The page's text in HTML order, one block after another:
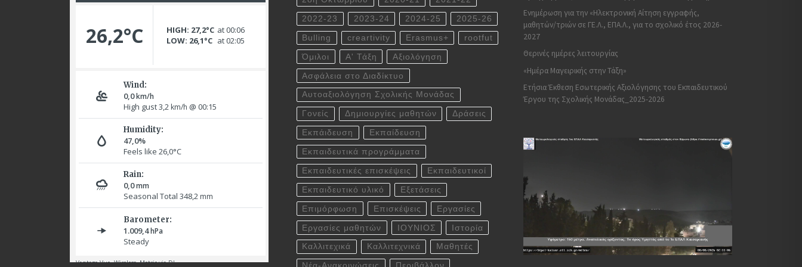
2022-23 2023-24 2024-25 2025-26
Bulling creartivity Erasmus+ rootfut
Όμιλοι Α' Τάξη Αξιολόγηση
Ασφάλεια στο Διαδίκτυο
Αυτοαξιολόγηση Σχολικής Μονάδας
Γονείς Δημιουργίες μαθητών Δράσεις
Εκπάιδευση Εκπαίδευση
Εκπαιδευτικά προγράμματα
Εκπαιδευτικές επισκέψεις Εκπαιδευτικοί
Εκπαιδευτικό υλικό Εξετάσεις
Επιμόρφωση Επισκέψεις Εργασίες
Εργασίες μαθητών ΙΟΥΝΙΟΣ Ιστορία
Καλλιτεχικά Καλλιτεχνικά Μαθητές
Ενημέρωση για την «Ηλεκτρονική Αίτηση εγγραφής,
μαθητών/τριών σε ΓΕ.Λ., ΕΠΑ.Λ., για το σχολικό έτος 2026-
2027
Θερινές ημέρες λειτουργίας
«Ημέρα Μαγειρικής στην Τάξη»
Ετήσια Έκθεση Εσωτερικής Αξιολόγησης του Εκπαιδευτικού
Έργου της Σχολικής Μονάδας_2025-2026